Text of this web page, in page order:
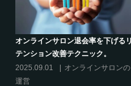
シリーズ連載【運営者のお悩み解
決】ココがポイント！リスキリング
サロン運営必須3箇条
2025.03.27